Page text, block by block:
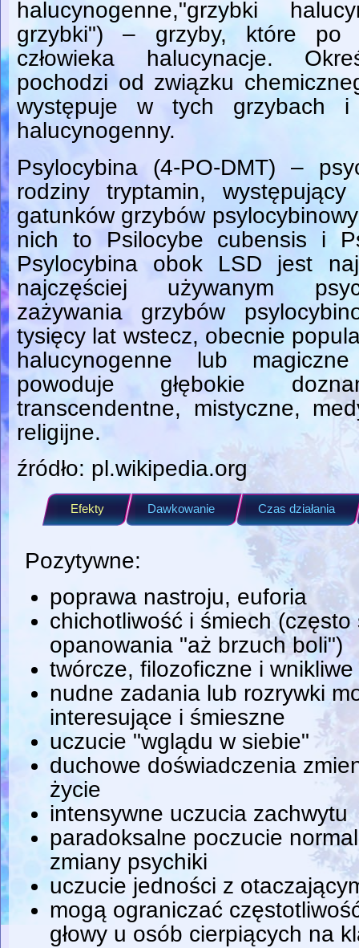
halucynogenne,"grzybki
grzybki") – grzyby, które po
człowieka halucynacje.
pochodzi od związku
występuje w tych grzybach
halucynogenny.
Psylocybina (4-PO-DMT) –
rodziny tryptamin,
gatunków grzybów
nich to Psilocybe cubensis i
Psylocybina obok LSD jest
najczęściej używanym
zażywania grzybów
tysięcy lat wstecz, obecnie
halucynogenne lub
powoduje głębokie
transcendentne, mistyczne,
religijne.
źródło: pl.wikipedia.org
Efekty Dawkowanie Czas działania
Pozytywne:
poprawa nastroju, euforia
chichotliwość i śmiech
opanowania "aż brzuch boli")
twórcze, filozoficzne i
nudne zadania lub rozrywki
interesujące i śmieszne
uczucie "wglądu w siebie"
duchowe doświadczenia
życie
intensywne uczucia zachwytu
paradoksalne poczucie
zmiany psychiki
uczucie jedności z
mogą ograniczać
głowy u osób cierpiących na